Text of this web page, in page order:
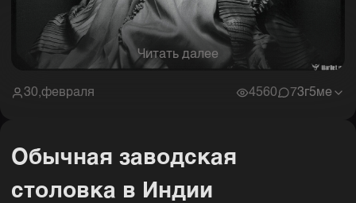
Читать далее
30,февраля 4560 73г5ме
Обычная заводская
столовка в Индии